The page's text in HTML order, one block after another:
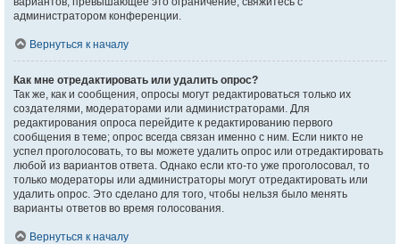
администратором конференции.
Вернуться к началу
Как мне отредактировать или удалить опрос?
Так же, как и сообщения, опросы могут редактироваться только их
создателями, модераторами или администраторами. Для
редактирования опроса перейдите к редактированию первого
сообщения в теме; опрос всегда связан именно с ним. Если никто не
успел проголосовать, то вы можете удалить опрос или отредактировать
любой из вариантов ответа. Однако если кто-то уже проголосовал, то
только модераторы или администраторы могут отредактировать или
удалить опрос. Это сделано для того, чтобы нельзя было менять
варианты ответов во время голосования.
Вернуться к началу